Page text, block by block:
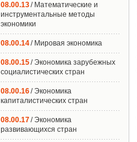
08.00.13/ Математические и
инструментальные методы
экономики
08.00.14/ Мировая экономика
08.00.15/ Экономика зарубежных
социалистических стран
08.00.16/ Экономика
капиталистических стран
08.00.17/ Экономика
развивающихся стран